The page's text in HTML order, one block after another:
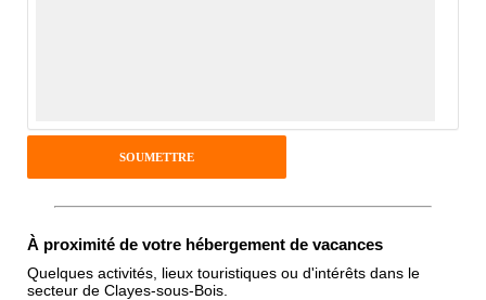
Pseudo :
À proximité de votre hébergement de vacances
Quelques activités, lieux touristiques ou d'intérêts dans le
secteur de Clayes-sous-Bois.